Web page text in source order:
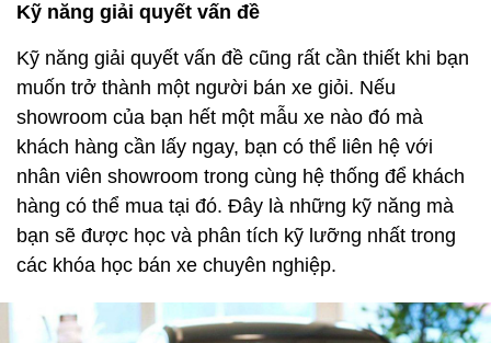
Kỹ năng giải quyết vấn đề
Kỹ năng giải quyết vấn đề cũng rất cần thiết khi bạn
muốn trở thành một người bán xe giỏi. Nếu
showroom của bạn hết một mẫu xe nào đó mà
khách hàng cần lấy ngay, bạn có thể liên hệ với
nhân viên showroom trong cùng hệ thống để khách
hàng có thể mua tại đó. Đây là những kỹ năng mà
bạn sẽ được học và phân tích kỹ lưỡng nhất trong
các khóa học bán xe chuyên nghiệp.